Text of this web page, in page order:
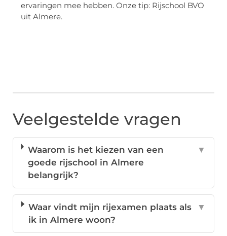
ervaringen mee hebben. Onze tip: Rijschool BVO
uit Almere.
Veelgestelde vragen
Waarom is het kiezen van een
goede rijschool in Almere
belangrijk?
▼
Waar vindt mijn rijexamen plaats als
ik in Almere woon?
▼